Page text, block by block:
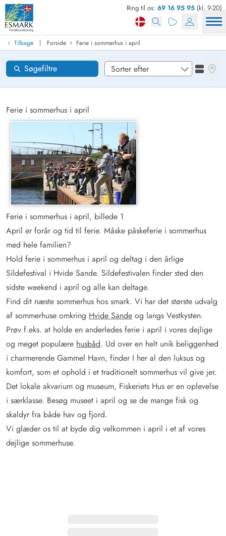
Ring til os: 69 16 95 95 (kl. 9-20)
Tilbage | Forside Ferie i sommerhus i april
Ferie i sommerhus i april
Ferie i sommerhus i april, billede 1
April er forår og tid til ferie. Måske påskeferie i sommerhus
med hele familien?
Hold ferie i sommerhus i april og deltag i den årlige
Sildefestival i Hvide Sande. Sildefestivalen finder sted den
sidste weekend i april og alle kan deltage.
Find dit næste sommerhus hos smark. Vi har det største udvalg
af sommerhuse omkring Hvide Sande og langs Vestkysten.
Prøv f.eks. at holde en anderledes ferie i april i vores dejlige
og meget populære husbåd. Ud over en helt unik beliggenhed
i charmerende Gammel Havn, finder I her al den luksus og
komfort, som et ophold i et traditionelt sommerhus vil give jer.
Det lokale akvarium og museum, Fiskeriets Hus er en oplevelse
i særklasse. Besøg museet i april og se de mange fisk og
skaldyr fra både hav og fjord.
Vi glæder os til at byde dig velkommen i april i et af vores
dejlige sommerhuse.
Søgefiltre
Se
Find sommerhus
Ankomst
Områder
Ønsker til huset
Loading...